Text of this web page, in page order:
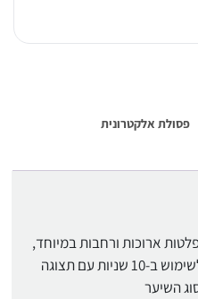
פסולת אלקטרונית
ארוכות ורחבות במיוחד,
חימום מהיר של הפלטות – מוכן לשימוש ב-10 שניות עם תצוגה
השיער